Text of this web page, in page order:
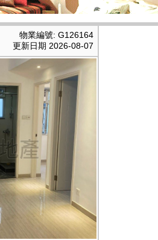
物業編號: G126164
更新日期 2026-08-07